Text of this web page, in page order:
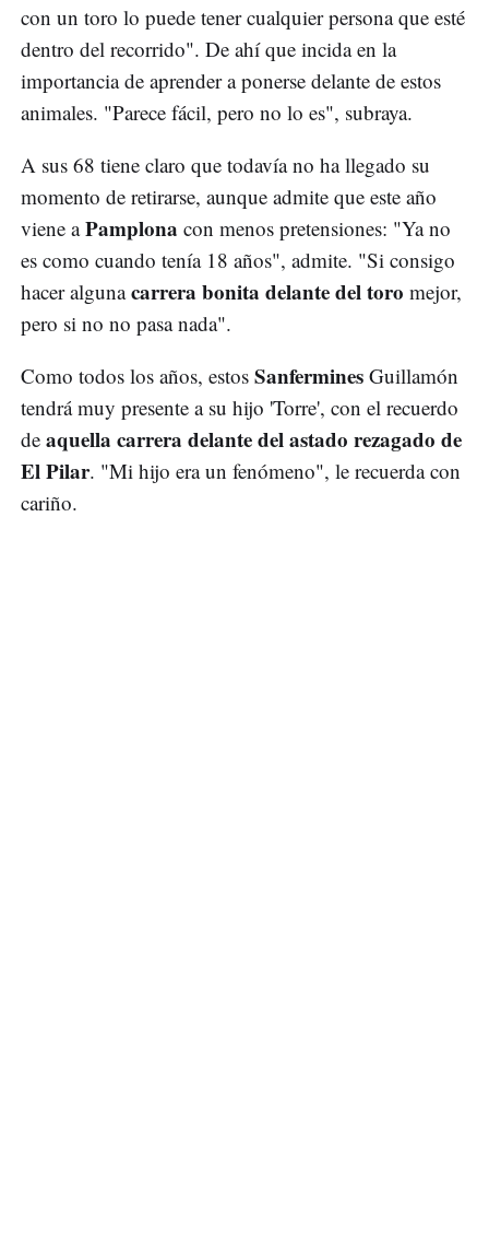
con un toro lo puede tener cualquier persona que esté
dentro del recorrido". De ahí que incida en la
importancia de aprender a ponerse delante de estos
animales. "Parece fácil, pero no lo es", subraya.
A sus 68 tiene claro que todavía no ha llegado su
momento de retirarse, aunque admite que este año
viene aPamplona con menos pretensiones: "Ya no
es como cuando tenía 18 años", admite. "Si consigo
hacer algunacarrera bonita delante del toro mejor,
pero si no no pasa nada".
Como todos los años, estos Sanfermines Guillamón
tendrá muy presente a su hijo 'Torre', con el recuerdo
de aquella carrera delante del astado rezagado de
El Pilar. "Mi hijo era un fenómeno", le recuerda con
cariño.